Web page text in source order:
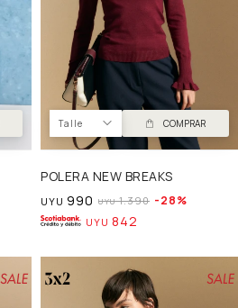
Talle COMPRAR
POLERA NEW BREAKS
UYU 990 UYU 1.390 28
UYU 842